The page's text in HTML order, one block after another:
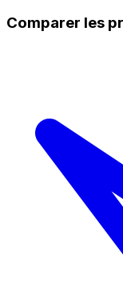
Comparer les